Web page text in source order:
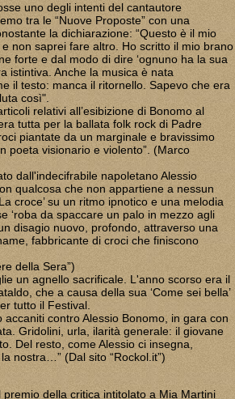
uno degli intenti del cantautore
tra le “Nuove Proposte” con una
la dichiarazione: “Questo è il mio
non saprei fare altro. Ho scritto il mio brano
forte e dal modo di dire ‘ognuno ha la sua
istintiva. Anche la musica è nata
il testo: manca il ritornello. Sapevo che era
così".
relativi all’esibizione di Bonomo al
tutta per la ballata folk rock di Padre
piantate da un marginale e bravissimo
poeta visionario e violento”. (Marco
dall'indecifrabile napoletano Alessio
qualcosa che non appartiene a nessun
croce’ su un ritmo ipnotico e una melodia
‘roba da spaccare un palo in mezzo agli
disagio nuovo, profondo, attraverso una
fabbricante di croci che finiscono
della Sera”)
un agnello sacrificale. L'anno scorso era il
che a causa della sua ‘Come sei bella’
tutto il Festival.
contro Alessio Bonomo, in gara con
Gridolini, urla, ilarità generale: il giovane
Del resto, come Alessio ci insegna,
nostra…” (Dal sito “Rockol.it”)
della critica intitolato a Mia Martini